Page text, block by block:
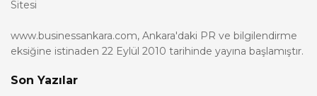
Sitesi
www.businessankara.com, Ankara'daki PR ve bilgilendirme
eksiğine istinaden 22 Eylül 2010 tarihinde yayına başlamıştır.
Son Yazılar